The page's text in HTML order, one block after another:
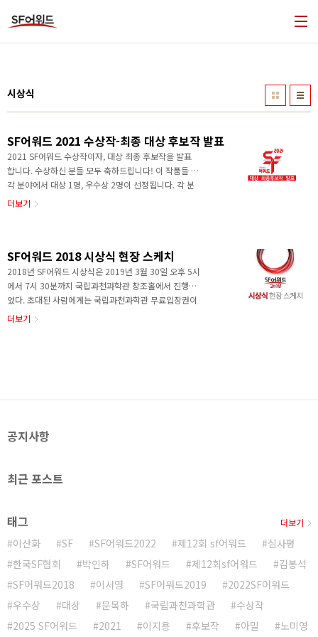
시상식
SF어워드 2021 수상작-최종 대상 후보작 발표
2021 SF어워드 수상작이자, 대상 최종 후보작을 발표
합니다. 수상하신 분들 모두 축하드립니다! 이 작품들 중
각 분야에서 대상 1명, 우수상 2명이 선정됩니다. 각 분
야 대상은 2021년 11월 13일 (토) 오후 2시, 과천과학
요람 Havoc KW북스 평형추 듀나 알마 중 · 단편소설
작품명 작가 책 출판사/플랫폼 리시안셔스 연여름 - 브
릿G 연고, 늦게라도 만납시다 황모과 밤의 얼굴들 허블
지신사의 훈김 이서영 기기인 도로 아작 웹소설 작품명
작가 플랫폼 출판사 덴타 클로니클 다카엔 리디북스/
Yes24/ 알라딘외 미열 저승 최후의 ..
더보기
SF어워드 2018 시상식 현장 스케치
2018년 SF어워드 시상식은 2019년 3월 30일 오후 5시
에서 7시 30분까지 국립과천과학관 창조홀에서 진행되
었다. 초대된 사람에게는 국립과천과학관 무료입장권이
제공되어 일찍 온 사람들은 과학관 내부를 먼저 둘러보기
이어서 송경아 심사위원장의 총평이 있었다. “작년에 비
겠다”는 총평이 있었다. “다양한 장르의 작품이..
더보기
공지사항
최근 포스트
태그
이산화 SF SF어워드2022 제12회 sf어워드
심사평
한국SF협회
박인하 SF어워드 제12회sf어워드
김봉석
SF어워드2018
이서영 SF어워드2019
2022SF어워드
우수상
대상 문목하 국립과천과학관
수상작
2025 SF어워드
2021 이지용 후보작 아밀 노미영
더보기